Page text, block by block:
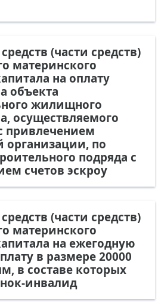
(части средств)
материнского
на оплату
объекта
жилищного
осуществляемого
привлечением
организации, по
подряда с
счетов эскроу
(части средств)
материнского
на ежегодную
в размере 20000
в составе которых
инвалид